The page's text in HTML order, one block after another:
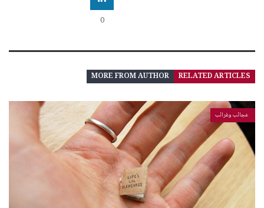
0
RELATED ARTICLES
MORE FROM AUTHOR
عجائب وغرائب